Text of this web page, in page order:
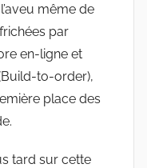
même de
par
en-ligne et
to-order),
place des
tard sur cette